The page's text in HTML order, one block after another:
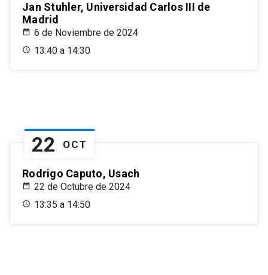
Jan Stuhler, Universidad Carlos III de
Madrid
6 de Noviembre de 2024
13:40 a 14:30
22 OCT
Rodrigo Caputo, Usach
22 de Octubre de 2024
13:35 a 14:50